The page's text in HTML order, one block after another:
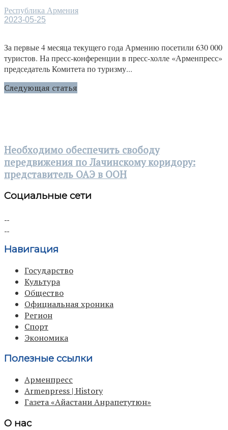
Республика Армения
2023-05-25
За первые 4 месяца текущего года Армению посетили 630 000
туристов. На пресс-конференции в пресс-холле «Арменпресс»
председатель Комитета по туризму...
Следующая статья
Необходимо обеспечить свободу
передвижения по Лачинскому коридору:
представитель ОАЭ в ООН
Социальные сети
Навигация
Государство
Культура
Общество
Официальная хроника
Регион
Спорт
Экономика
Полезные ссылки
Арменпресс
Armenpress | History
Газета «Айастани Анрапетутюн»
О нас